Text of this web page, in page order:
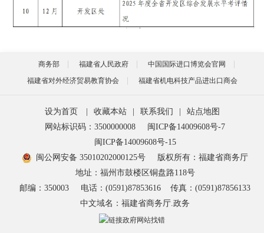
商务部 福建省人民政府
中国国际进口博览会官网
福建省对外经济贸易教育协会
福建省机电科技产品进出口商会
设为首页 收藏本站 联系我们
站点地图
网站标识码：3500000008
闽ICP备14009608号-7
闽ICP备14009608号-15
闽公网安备 35010202000125号
版权所有：福建省商务厅
地址：福州市鼓楼区铜盘路118号
邮编：350003
电话：(0591)87853616
传真：(0591)87856133
中文域名：福建省商务厅.政务